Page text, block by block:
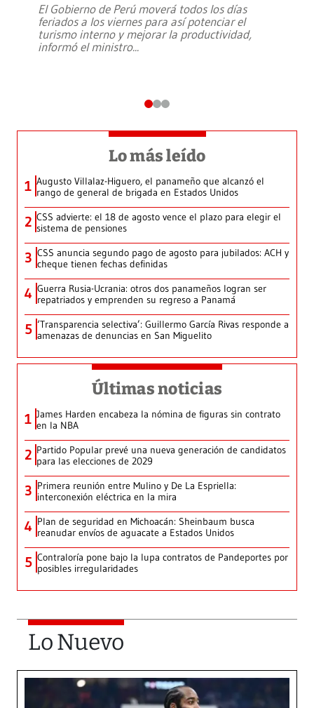
El Gobierno de Perú moverá todos los días
feriados a los viernes para así potenciar el
turismo interno y mejorar la productividad,
informó el ministro...
Lo más leído
1 Augusto Villalaz-Higuero, el panameño que alcanzó el
rango de general de brigada en Estados Unidos
2 CSS advierte: el 18 de agosto vence el plazo para elegir el
sistema de pensiones
3 CSS anuncia segundo pago de agosto para jubilados: ACH y
cheque tienen fechas definidas
4 Guerra Rusia-Ucrania: otros dos panameños logran ser
repatriados y emprenden su regreso a Panamá
5 ‘Transparencia selectiva’: Guillermo García Rivas responde a
amenazas de denuncias en San Miguelito
Últimas noticias
1 James Harden encabeza la nómina de figuras sin contrato
en la NBA
2 Partido Popular prevé una nueva generación de candidatos
para las elecciones de 2029
3 Primera reunión entre Mulino y De La Espriella:
interconexión eléctrica en la mira
4 Plan de seguridad en Michoacán: Sheinbaum busca
reanudar envíos de aguacate a Estados Unidos
5 Contraloría pone bajo la lupa contratos de Pandeportes por
posibles irregularidades
Lo Nuevo